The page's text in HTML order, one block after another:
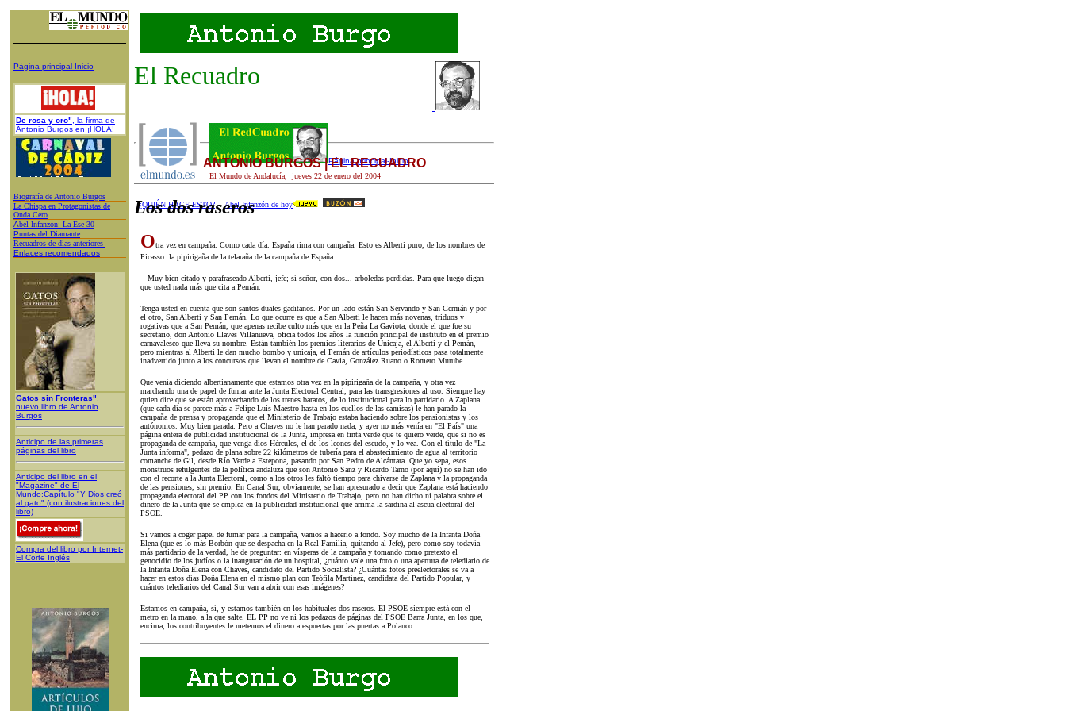
Página principal-Inicio
De rosa y oro" , la firma de
Antonio Burgos en ¡HOLA!
Biografía de Antonio Burgos
La Chispa en Protagonistas de
Onda Cero
Abel Infanzón: La Ese 30
Puntas del Diamante
Recuadros de días anteriores
Enlaces recomendados
Gatos sin Fronteras"
nuevo libro de Antonio
Burgos
Anticipo de las primeras
páginas del libro
Anticipo del libro en el
"Magazine" de El
Mundo:Capítulo "Y Dios creó
al gato" (con ilustraciones del
libro)
Compra del libro por Internet-
El Corte Inglés
El Recuadro
Página principal-Inicio
El Mundo de Andalucía, jueves 22 de enero del 2004
¿QUIÉN HACE ESTO? Abel Infanzón de hoy
ANTONIO BURGOS | EL RECUADRO
Los dos raseros
Otra vez en campaña. Como cada día. España rima con campaña. Esto es Alberti puro, de los nombres de
Picasso: la pipirigaña de la telaraña de la campaña de España.
-- Muy bien citado y parafraseado Alberti, jefe; sí señor, con dos... arboledas perdidas. Para que luego digan
que usted nada más que cita a Pemán.
Tenga usted en cuenta que son santos duales gaditanos. Por un lado están San Servando y San Germán y por
el otro, San Alberti y San Pemán. Lo que ocurre es que a San Alberti le hacen más novenas, triduos y
rogativas que a San Pemán, que apenas recibe culto más que en la Peña La Gaviota, donde el que fue su
secretario, don Antonio Llaves Villanueva, oficia todos los años la función principal de instituto en el premio
carnavalesco que lleva su nombre. Están también los premios literarios de Unicaja, el Alberti y el Pemán,
pero mientras al Alberti le dan mucho bombo y unicaja, el Pemán de artículos periodísticos pasa totalmente
inadvertido junto a los concursos que llevan el nombre de Cavia, González Ruano o Romero Murube.
Que venía diciendo albertianamente que estamos otra vez en la pipirigaña de la campaña, y otra vez
marchando una de papel de fumar ante la Junta Electoral Central, para las transgresiones al uso. Siempre hay
quien dice que se están aprovechando de los trenes baratos, de lo institucional para lo partidario. A Zaplana
(que cada día se parece más a Felipe Luis Maestro hasta en los cuellos de las camisas) le han parado la
campaña de prensa y propaganda que el Ministerio de Trabajo estaba haciendo sobre los pensionistas y los
autónomos. Muy bien parada. Pero a Chaves no le han parado nada, y ayer no más venía en "El País" una
página entera de publicidad institucional de la Junta, impresa en tinta verde que te quiero verde, que si no es
propaganda de campaña, que venga dios Hércules, el de los leones del escudo, y lo vea. Con el título de "La
Junta informa", pedazo de plana sobre 22 kilómetros de tubería para el abastecimiento de agua al territorio
comanche de Gil, desde Río Verde a Estepona, pasando por San Pedro de Alcántara. Que yo sepa, esos
monstruos refulgentes de la política andaluza que son Antonio Sanz y Ricardo Tarno (por aquí) no se han ido
con el recorte a la Junta Electoral, como a los otros les faltó tiempo para chivarse de Zaplana y la propaganda
de las pensiones, sin premio. En Canal Sur, obviamente, se han apresurado a decir que Zaplana está haciendo
propaganda electoral del PP con los fondos del Ministerio de Trabajo, pero no han dicho ni palabra sobre el
dinero de la Junta que se emplea en la publicidad institucional que arrima la sardina al ascua electoral del
PSOE.
Si vamos a coger papel de fumar para la campaña, vamos a hacerlo a fondo. Soy mucho de la Infanta Doña
Elena (que es lo más Borbón que se despacha en la Real Familia, quitando al Jefe), pero como soy todavía
más partidario de la verdad, he de preguntar: en vísperas de la campaña y tomando como pretexto el
genocidio de los judíos o la inauguración de un hospital, ¿cuánto vale una foto o una apertura de telediario de
la Infanta Doña Elena con Chaves, candidato del Partido Socialista? ¿Cuántas fotos preelectorales se va a
hacer en estos días Doña Elena en el mismo plan con Teófila Martínez, candidata del Partido Popular, y
cuántos telediarios del Canal Sur van a abrir con esas imágenes?
Estamos en campaña, sí, y estamos también en los habituales dos raseros. El PSOE siempre está con el
metro en la mano, a la que salte. EL PP no ve ni los pedazos de páginas del PSOE Barra Junta, en los que,
encima, los contribuyentes le metemos el dinero a espuertas por las puertas a Polanco.